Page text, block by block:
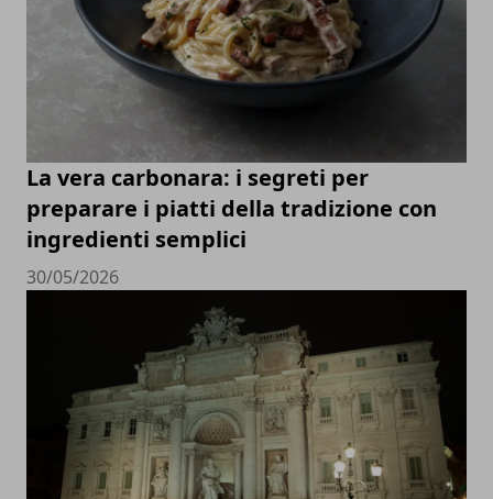
La vera carbonara: i segreti per
preparare i piatti della tradizione con
ingredienti semplici
30/05/2026